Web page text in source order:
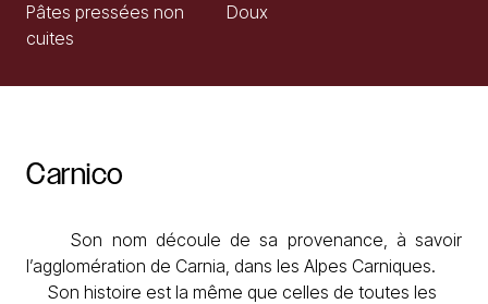
Pâtes pressées non
cuites
Doux
Carnico
Son nom découle de sa provenance, à savoir
l’agglomération de Carnia, dans les Alpes Carniques.
Son histoire est la même que celles de toutes les